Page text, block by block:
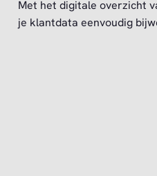
Met het digitale overzicht
je klantdata eenvoudig